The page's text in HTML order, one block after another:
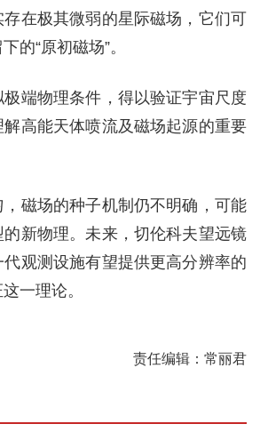
在极其微弱的星际磁场，它们可
的“原初磁场”。
端物理条件，得以验证宇宙尺度
高能天体喷流及磁场起源的重要
磁场的种子机制仍不明确，可能
新物理。未来，切伦科夫望远镜
观测设施有望提供更高分辨率的
一理论。
责任编辑：常丽君